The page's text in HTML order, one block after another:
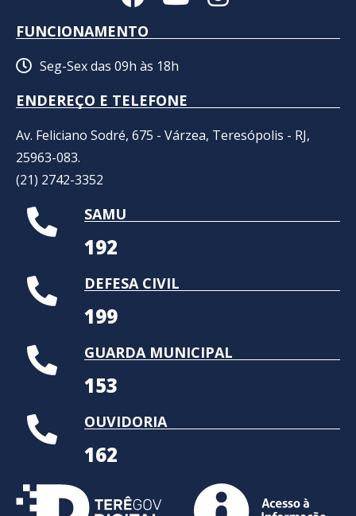
FUNCIONAMENTO
Seg-Sex das 09h às 18h
ENDEREÇO E TELEFONE
Av. Feliciano Sodré, 675 - Várzea, Teresópolis - RJ,
25963-083.
(21) 2742-3352​
SAMU
192
DEFESA CIVIL
199
GUARDA MUNICIPAL
153
OUVIDORIA
162